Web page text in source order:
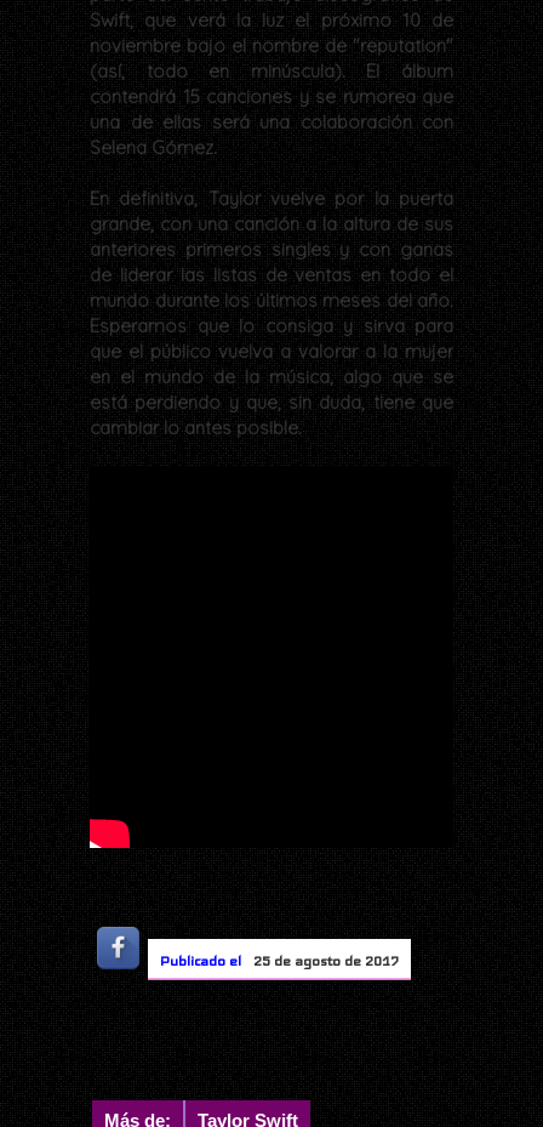
Swift, que verá la luz el próximo 10 de
noviembre bajo el nombre de "reputation"
(así, todo en minúscula). El álbum
contendrá 15 canciones y se rumorea que
una de ellas será una colaboración con
Selena Gómez.
En definitiva, Taylor vuelve por la puerta
grande, con una canción a la altura de sus
anteriores primeros singles y con ganas
de liderar las listas de ventas en todo el
mundo durante los últimos meses del año.
Esperamos que lo consiga y sirva para
que el público vuelva a valorar a la mujer
en el mundo de la música, algo que se
está perdiendo y que, sin duda, tiene que
cambiar lo antes posible.
Publicado el 25 de agosto de 2017
Más de: Taylor Swift